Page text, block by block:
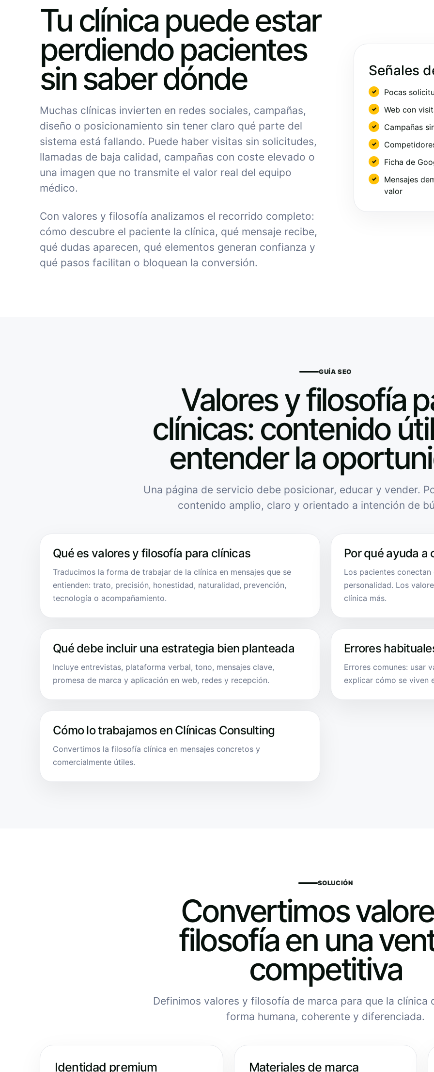
Tu clínica puede estar
perdiendo pacientes
sin saber dónde
Muchas clínicas invierten en redes sociales, campañas,
diseño o posicionamiento sin tener claro qué parte del
sistema está fallando. Puede haber visitas sin solicitudes,
llamadas de baja calidad, campañas con coste elevado o
una imagen que no transmite el valor real del equipo
médico.
Con valores y filosofía analizamos el recorrido completo:
cómo descubre el paciente la clínica, qué mensaje recibe,
qué dudas aparecen, qué elementos generan confianza y
qué pasos facilitan o bloquean la conversión.
Señales
Pocas
Web con
Campañas
Ficha de
Mensajes
valor
GUÍA SEO
Valores y filosofía
clínicas: contenido
entender la
Una página de servicio debe posicionar, educar y vender.
contenido amplio, claro y orientado a intención de
Qué es valores y filosofía para clínicas
Traducimos la forma de trabajar de la clínica en mensajes que se
entienden: trato, precisión, honestidad, naturalidad, prevención,
tecnología o acompañamiento.
Por qué ayuda
Los pacientes
personalidad. Los
clínica más.
Qué debe incluir una estrategia bien planteada
Incluye entrevistas, plataforma verbal, tono, mensajes clave,
promesa de marca y aplicación en web, redes y recepción.
Errores
Errores comunes: usar
explicar cómo se viven
Cómo lo trabajamos en Clínicas Consulting
Convertimos la filosofía clínica en mensajes concretos y
comercialmente útiles.
SOLUCIÓN
Convertimos
filosofía en una
competitiva
Definimos valores y filosofía de marca para que la clínica
forma humana, coherente y diferenciada.
Identidad premium Materiales de marca